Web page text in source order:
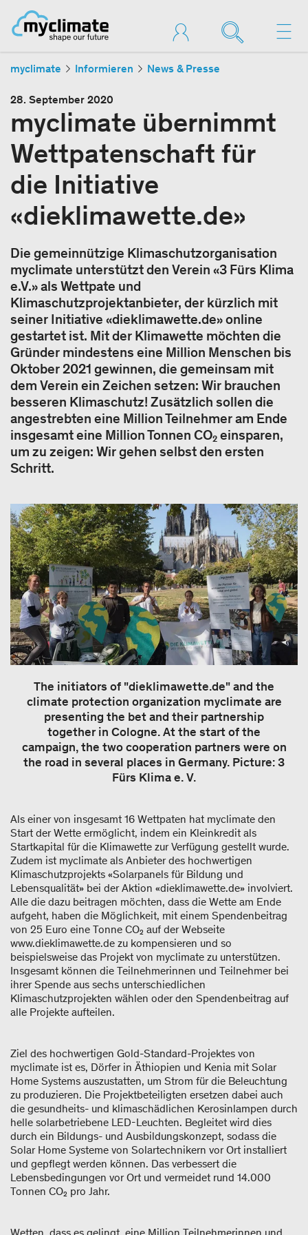
myclimate Informieren News & Presse
28. September 2020
myclimate übernimmt
Wettpatenschaft für
die Initiative
«dieklimawette.de»
Die gemeinnützige Klimaschutzorganisation
myclimate unterstützt den Verein «3 Fürs Klima
e.V.» als Wettpate und
Klimaschutzprojektanbieter, der kürzlich mit
seiner Initiative «dieklimawette.de» online
gestartet ist. Mit der Klimawette möchten die
Gründer mindestens eine Million Menschen bis
Oktober 2021 gewinnen, die gemeinsam mit
dem Verein ein Zeichen setzen: Wir brauchen
besseren Klimaschutz! Zusätzlich sollen die
angestrebten eine Million Teilnehmer am Ende
insgesamt eine Million Tonnen CO₂ einsparen,
um zu zeigen: Wir gehen selbst den ersten
Schritt.
The initiators of "dieklimawette.de" and the
climate protection organization myclimate are
presenting the bet and their partnership
together in Cologne. At the start of the
campaign, the two cooperation partners were on
the road in several places in Germany. Picture: 3
Fürs Klima e. V.
Als einer von insgesamt 16 Wettpaten hat myclimate den
Start der Wette ermöglicht, indem ein Kleinkredit als
Startkapital für die Klimawette zur Verfügung gestellt wurde.
Zudem ist myclimate als Anbieter des hochwertigen
Klimaschutzprojekts «Solarpanels für Bildung und
Lebensqualität» bei der Aktion «dieklimawette.de» involviert.
Alle die dazu beitragen möchten, dass die Wette am Ende
aufgeht, haben die Möglichkeit, mit einem Spendenbeitrag
von 25 Euro eine Tonne CO₂ auf der Webseite
www.dieklimawette.de zu kompensieren und so
beispielsweise das Projekt von myclimate zu unterstützen.
Insgesamt können die Teilnehmerinnen und Teilnehmer bei
ihrer Spende aus sechs unterschiedlichen
Klimaschutzprojekten wählen oder den Spendenbeitrag auf
alle Projekte aufteilen.
Ziel des hochwertigen Gold-Standard-Projektes von
myclimate ist es, Dörfer in Äthiopien und Kenia mit Solar
Home Systems auszustatten, um Strom für die Beleuchtung
zu produzieren. Die Projektbeteiligten ersetzen dabei auch
die gesundheits- und klimaschädlichen Kerosinlampen durch
helle solarbetriebene LED-Leuchten. Begleitet wird dies
durch ein Bildungs- und Ausbildungskonzept, sodass die
Solar Home Systeme von Solartechnikern vor Ort installiert
und gepflegt werden können. Das verbessert die
Lebensbedingungen vor Ort und vermeidet rund 14.000
Tonnen CO₂ pro Jahr.